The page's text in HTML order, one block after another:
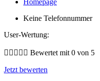
Homepage
Keine Telefonnummer
User-Wertung:
     Bewertet mit 0 von 5
Jetzt bewerten